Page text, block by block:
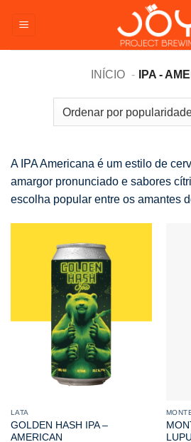
para
INÍCIO
IPA -
A IPA Americana é um estilo de
amargor pronunciado e sabores
escolha popular entre os amantes
LATA
GOLDEN HASH IPA –
AMERICAN